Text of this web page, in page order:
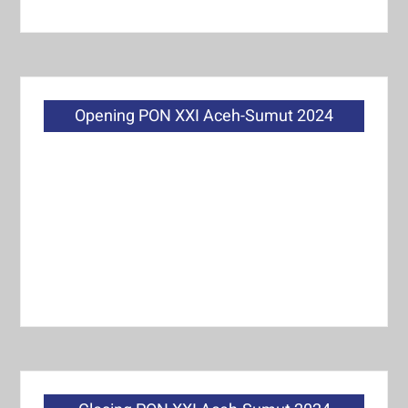
Opening PON XXI Aceh-Sumut 2024